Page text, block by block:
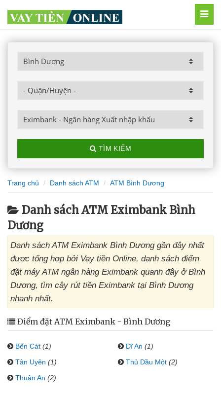
TÌM KIẾM
Trang chủ Danh sách ATM ATM Bình Dương
Danh sách ATM Eximbank Bình
Dương
Danh sách ATM Eximbank Bình Dương gần đây nhất
được tổng hợp bởi Vay tiền Online, danh sách điểm
đặt máy ATM ngân hàng Eximbank quanh đây ở Bình
Dương, tìm cây rút tiền Eximbank tại Bình Dương
nhanh nhất.
Điểm đặt ATM Eximbank - Bình Dương
Bến Cát (1) Dĩ An (1)
Tân Uyên (1) Thủ Dầu Một (2)
Thuận An (2)